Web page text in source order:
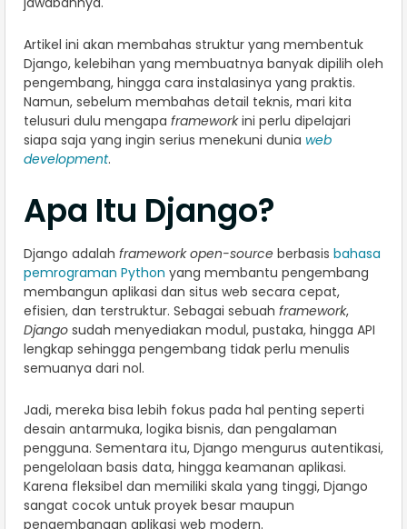
Artikel ini akan membahas struktur yang membentuk
Django, kelebihan yang membuatnya banyak dipilih oleh
pengembang, hingga cara instalasinya yang praktis.
Namun, sebelum membahas detail teknis, mari kita
telusuri dulu mengapa frameworkini perlu dipelajari
siapa saja yang ingin serius menekuni dunia web
development.
Apa Itu Django?
Django adalah framework open-source berbasis bahasa
pemrograman Python yang membantu pengembang
membangun aplikasi dan situs web secara cepat,
efisien, dan terstruktur. Sebagai sebuah framework,
Django sudah menyediakan modul, pustaka, hingga API
lengkap sehingga pengembang tidak perlu menulis
semuanya dari nol.
Jadi, mereka bisa lebih fokus pada hal penting seperti
desain antarmuka, logika bisnis, dan pengalaman
pengguna. Sementara itu, Django mengurus autentikasi,
pengelolaan basis data, hingga keamanan aplikasi.
Karena fleksibel dan memiliki skala yang tinggi, Django
sangat cocok untuk proyek besar maupun
pengembangan aplikasi web modern.